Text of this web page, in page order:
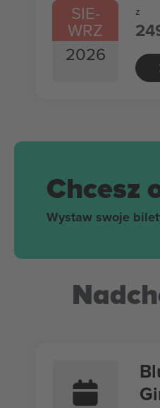
SIE-
WRZ
2026
z
Chcesz
Wystaw swoje